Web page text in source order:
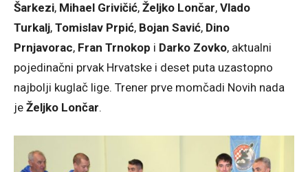
Šarkezi, Mihael Grivičić, Željko Lončar, Vlado
Turkalj, Tomislav Prpić, Bojan Savić, Dino
Prnjavorac, Fran Trnokop i Darko Zovko, aktualni
pojedinačni prvak Hrvatske i deset puta uzastopno
najbolji kuglač lige. Trener prve momčadi Novih nada
je Željko Lončar.